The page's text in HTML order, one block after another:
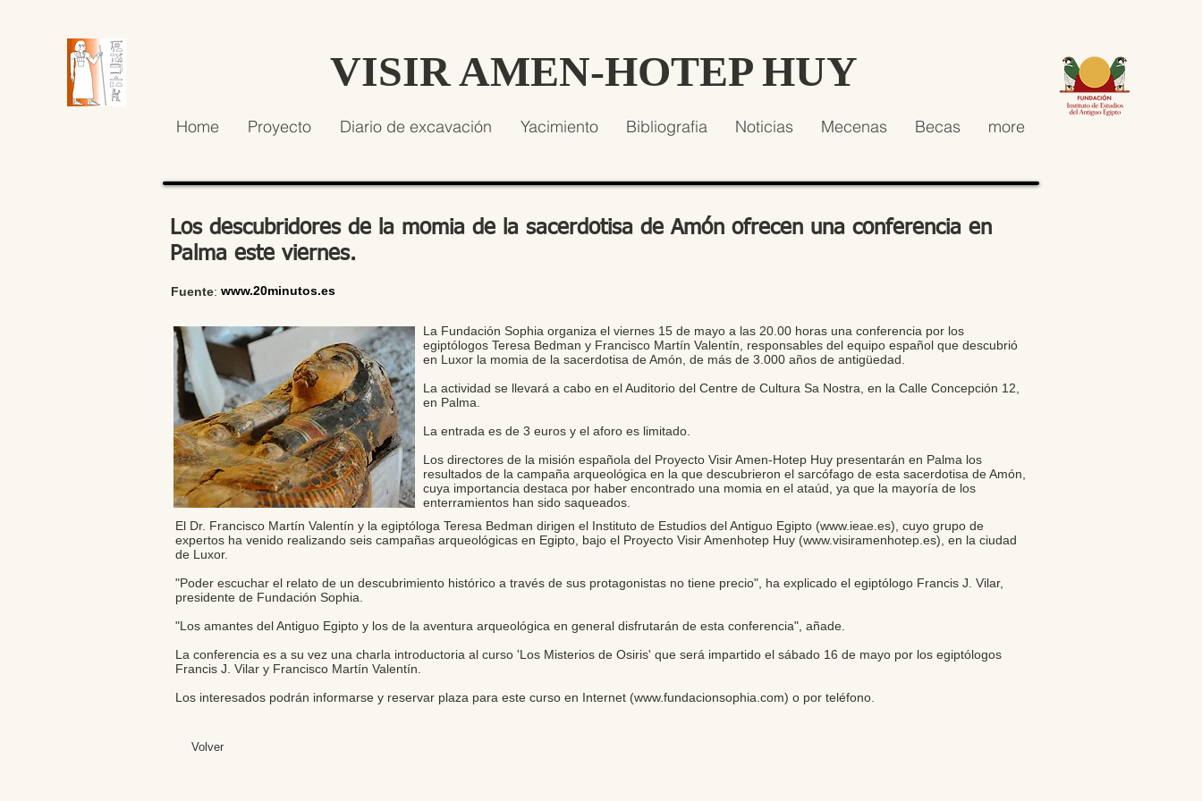
VISIR AMEN-HOTEP HUY
Home Proyecto Diario de excavación Yacimiento Bibliografia Noticias Mecenas Becas more
Los descubridores de la momia de la sacerdotisa de Amón ofrecen una conferencia en
Palma este viernes.
Fuente: www.20minutos.es
La Fundación Sophia organiza el viernes 15 de mayo a las 20.00 horas una conferencia por los
egiptólogos Teresa Bedman y Francisco Martín Valentín, responsables del equipo español que descubrió
en Luxor la momia de la sacerdotisa de Amón, de más de 3.000 años de antigüedad.
La actividad se llevará a cabo en el Auditorio del Centre de Cultura Sa Nostra, en la Calle Concepción 12,
en Palma.
La entrada es de 3 euros y el aforo es limitado.
Los directores de la misión española del Proyecto Visir Amen-Hotep Huy presentarán en Palma los
resultados de la campaña arqueológica en la que descubrieron el sarcófago de esta sacerdotisa de Amón,
cuya importancia destaca por haber encontrado una momia en el ataúd, ya que la mayoría de los
enterramientos han sido saqueados.
El Dr. Francisco Martín Valentín y la egiptóloga Teresa Bedman dirigen el Instituto de Estudios del Antiguo Egipto (www.ieae.es), cuyo grupo de
expertos ha venido realizando seis campañas arqueológicas en Egipto, bajo el Proyecto Visir Amenhotep Huy (www.visiramenhotep.es), en la ciudad
de Luxor.
"Poder escuchar el relato de un descubrimiento histórico a través de sus protagonistas no tiene precio", ha explicado el egiptólogo Francis J. Vilar,
presidente de Fundación Sophia.
"Los amantes del Antiguo Egipto y los de la aventura arqueológica en general disfrutarán de esta conferencia", añade.
La conferencia es a su vez una charla introductoria al curso 'Los Misterios de Osiris' que será impartido el sábado 16 de mayo por los egiptólogos
Francis J. Vilar y Francisco Martín Valentín.
Los interesados podrán informarse y reservar plaza para este curso en Internet (www.fundacionsophia.com) o por teléfono.
Volver